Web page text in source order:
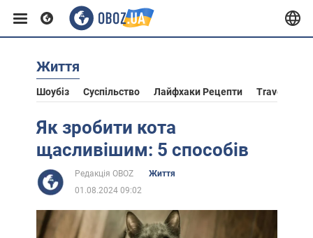
Європа
США
Африка
Життя
Шоубіз Суспільство Лайфхаки Рецепти Travel
Як зробити кота
щасливішим: 5 способів
Редакція OBOZ
Життя
01.08.2024 09:02